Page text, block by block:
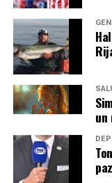
SIGUIENTE
EEUU acusa a
ilegales
ANTERIOR
Ana Mena triunfa
española
Nuestro equipo
un